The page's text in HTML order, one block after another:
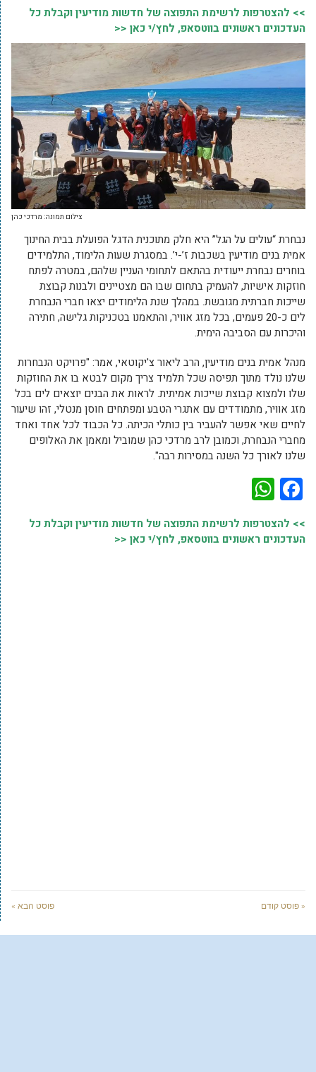
>> להצטרפות לרשימת התפוצה של חדשות מודיעין וקבלת כל
העדכונים ראשונים בווטסאפ, לחץ/י כאן <<
צילום תמונה: מרדכי כהן
נבחרת “עולים על הגל” היא חלק מתוכנית הדגל הפועלת בבית החינוך
אמית בנים מודיעין בשכבות ז’-י’. במסגרת שעות הלימוד, התלמידים
בוחרים נבחרת ייעודית בהתאם לתחומי העניין שלהם, במטרה לפתח
חוזקות אישיות, להעמיק בתחום שבו הם מצטיינים ולבנות קבוצת
שייכות חברתית מגובשת. במהלך שנת הלימודים יצאו חברי הנבחרת
לים כ-20 פעמים, בכל מזג אוויר, והתאמנו בטכניקות גלישה, חתירה
והיכרות עם הסביבה הימית.
מנהל אמית בנים מודיעין, הרב ליאור צ'יקוטאי, אמר: "פרויקט הנבחרות
שלנו נולד מתוך תפיסה שכל תלמיד צריך מקום לבטא בו את החוזקות
שלו ולמצוא קבוצת שייכות אמיתית. לראות את הבנים יוצאים לים בכל
מזג אוויר, מתמודדים עם אתגרי הטבע ומפתחים חוסן מנטלי, זהו שיעור
לחיים שאי אפשר להעביר בין כותלי הכיתה. כל הכבוד לכל אחד ואחד
מחברי הנבחרת, וכמובן לרב מרדכי כהן שמוביל ומאמן את האלופים
שלנו לאורך כל השנה במסירות רבה".
Facebook
>> להצטרפות לרשימת התפוצה של חדשות מודיעין וקבלת כל
העדכונים ראשונים בווטסאפ, לחץ/י כאן <<
« פוסט קודם פוסט הבא »